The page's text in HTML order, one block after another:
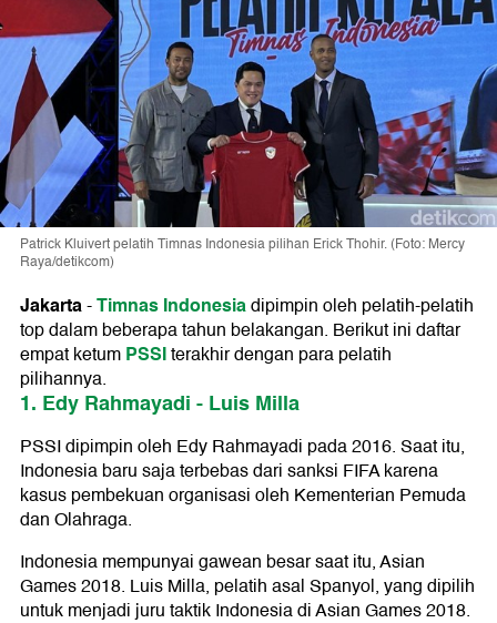
Patrick Kluivert pelatih Timnas Indonesia pilihan Erick Thohir. (Foto: Mercy
Raya/detikcom)
Jakarta-Timnas Indonesiadipimpin oleh pelatih-pelatih
top dalam beberapa tahun belakangan. Berikut ini daftar
empat ketumPSSIterakhir dengan para pelatih
pilihannya.
1. Edy Rahmayadi - Luis Milla
PSSI dipimpin oleh Edy Rahmayadi pada 2016. Saat itu,
Indonesia baru saja terbebas dari sanksi FIFA karena
kasus pembekuan organisasi oleh Kementerian Pemuda
dan Olahraga.
Indonesia mempunyai gawean besar saat itu, Asian
Games 2018. Luis Milla, pelatih asal Spanyol, yang dipilih
untuk menjadi juru taktik Indonesia di Asian Games 2018.